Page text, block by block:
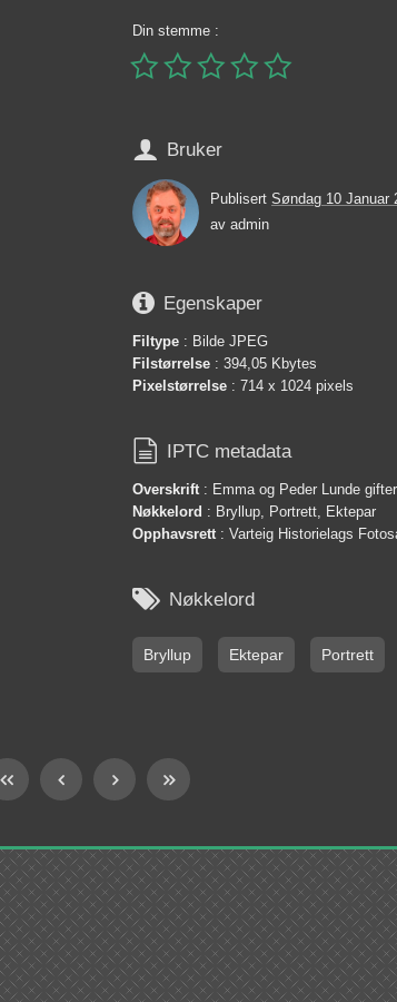
Din stemme :

 Bruker
Publisert Søndag 10 Januar
av admin
 Egenskaper
Filtype : Bilde JPEG
Filstørrelse : 394,05 Kbytes
Pixelstørrelse : 714 x 1024 pixels
 IPTC metadata
Overskrift: Emma og Peder Lunde
Nøkkelord : Bryllup, Portrett, Ektepar
Opphavsrett: Varteig Historielags
 Nøkkelord
Bryllup Ektepar Portrett